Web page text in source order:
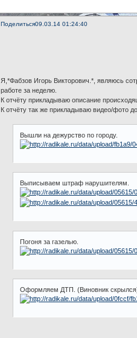
Поделиться09.03.14 01:24:40
Я,*Фабзов Игорь Викторович.*, являюсь
работе за неделю.
К отчёту прикладываю описание
К отчёту так же прикладываю видео/фото
Вышли на дежурство по городу.
Выписываем штраф нарушителям.
Погоня за газелью.
Оформляем ДТП. (Виновник